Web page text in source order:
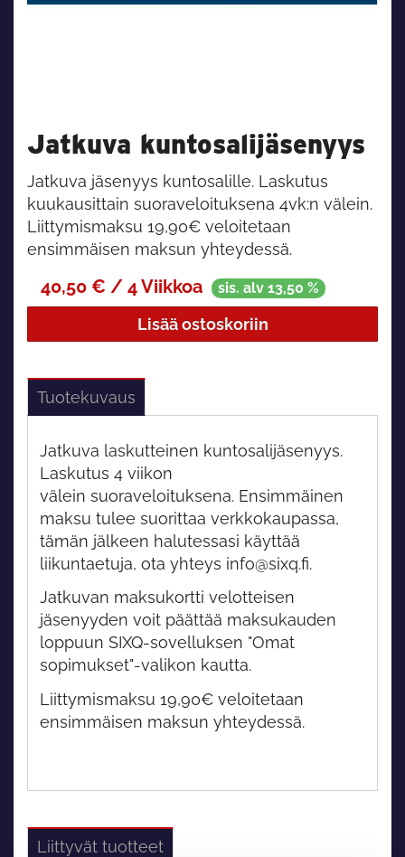
Jatkuva kuntosalijäsenyys
Jatkuva jäsenyys kuntosalille. Laskutus
kuukausittain suoraveloituksena 4vk:n välein.
Liittymismaksu 19,90€ veloitetaan
ensimmäisen maksun yhteydessä.
40,50 € / 4 Viikkoa sis. alv 13,50 %
Lisää ostoskoriin
Tuotekuvaus
Jatkuva laskutteinen kuntosalijäsenyys.
Laskutus 4 viikon
välein suoraveloituksena. Ensimmäinen
maksu tulee suorittaa verkkokaupassa,
tämän jälkeen halutessasi käyttää
liikuntaetuja, ota yhteys info@sixq.fi.
Jatkuvan maksukortti velotteisen
jäsenyyden voit päättää maksukauden
loppuun SIXQ-sovelluksen "Omat
sopimukset"-valikon kautta.
Liittymismaksu 19,90€ veloitetaan
ensimmäisen maksun yhteydessä.
Liittyvät tuotteet